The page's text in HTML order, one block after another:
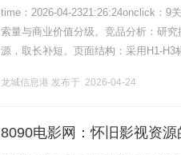
time：2026-04-2321:26:24onclick：9
索量与商业价值分级。竞品分析：研
源，取长补短。页面结构：采用H1-
龙城信息港 发布于 2026-04-24
8090电影网：怀旧影视资